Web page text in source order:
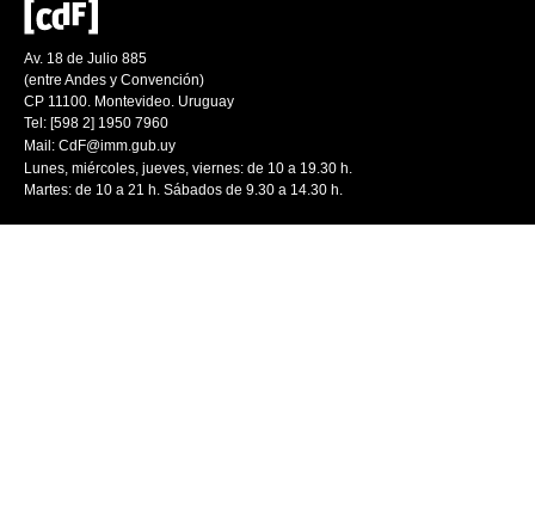
Av. 18 de Julio 885
(entre Andes y Convención)
CP 11100. Montevideo. Uruguay
Tel: [598 2] 1950 7960
Mail: CdF@imm.gub.uy
Lunes, miércoles, jueves, viernes: de 10 a 19.30 h.
Martes: de 10 a 21 h. Sábados de 9.30 a 14.30 h.